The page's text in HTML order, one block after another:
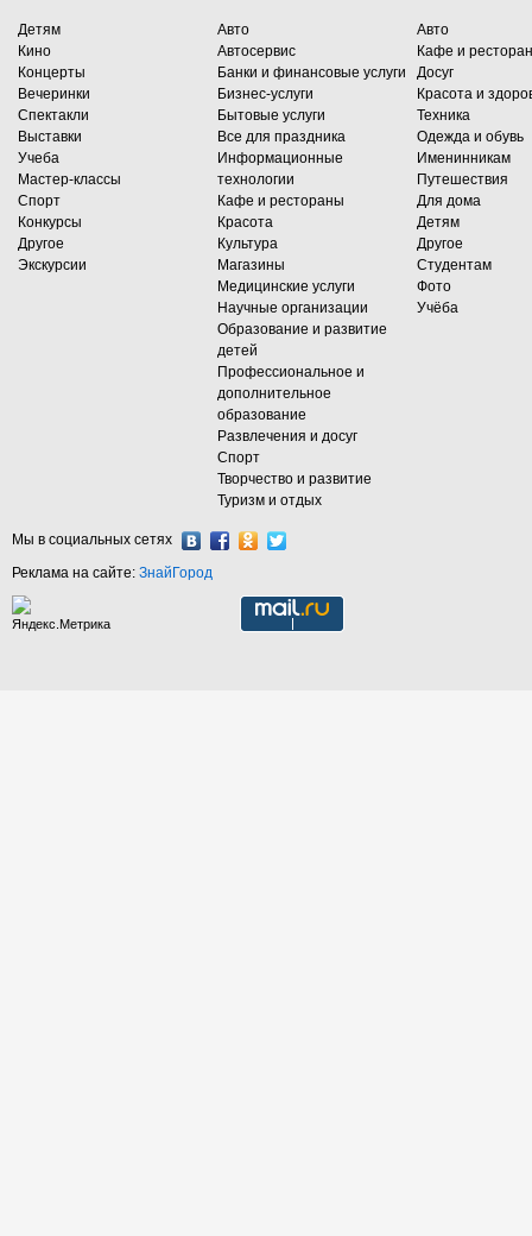
Детям
Кино
Концерты
Вечеринки
Спектакли
Выставки
Учеба
Мастер-классы
Спорт
Конкурсы
Другое
Экскурсии
Авто
Автосервис
Банки и финансовые услуги
Бизнес-услуги
Бытовые услуги
Все для праздника
Информационные
технологии
Кафе и рестораны
Красота
Культура
Магазины
Медицинские услуги
Научные организации
Образование и развитие
детей
Профессиональное и
дополнительное
образование
Развлечения и досуг
Спорт
Творчество и развитие
Туризм и отдых
Авто
Кафе и
Досуг
Красота и
Техника
Одежда и обувь
Именинникам
Путешествия
Для дома
Детям
Другое
Студентам
Фото
Учёба
Мы в социальных сетях
Реклама на сайте: ЗнайГород